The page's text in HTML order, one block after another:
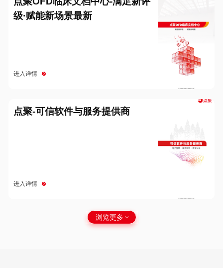
级·赋能新场景最新
进入详情
点聚-可信软件与服务提供商
进入详情
浏览更多